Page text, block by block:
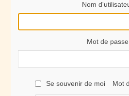
Nom
Mot de
Se souvenir de moi Mot